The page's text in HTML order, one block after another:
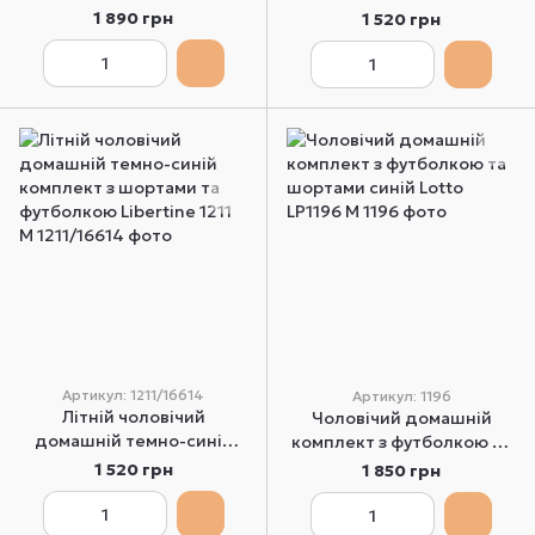
шортами та футболкою
сіра Enrico Coveri EP1066 S
1 890 грн
шортами та футболкою
синій Libertine 1211 M
1 520 грн
Артикул: 1211/16614
Літній чоловічий
домашній темно-синій
комплект з шортами та
футболкою Libertine 1211
1 520 грн
Артикул: 1196
Чоловічий домашній
комплект з футболкою та
шортами синій Lotto
LP1196 M
1 850 грн